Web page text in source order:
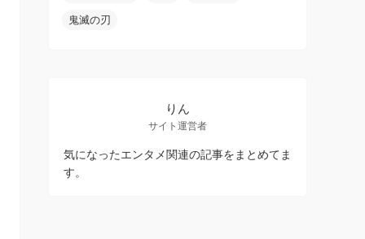
鬼滅の刃
りん
サイト運営者
気になったエンタメ関連の記事をまとめてま
す。